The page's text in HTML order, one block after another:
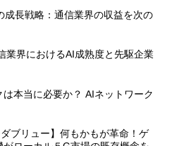
成長戦略：通信業界の収益を次の
業界におけるAI成熟度と先駆企業
本当に必要か？ AIネットワーク
ブリュー】何もかもが革命！ゲ